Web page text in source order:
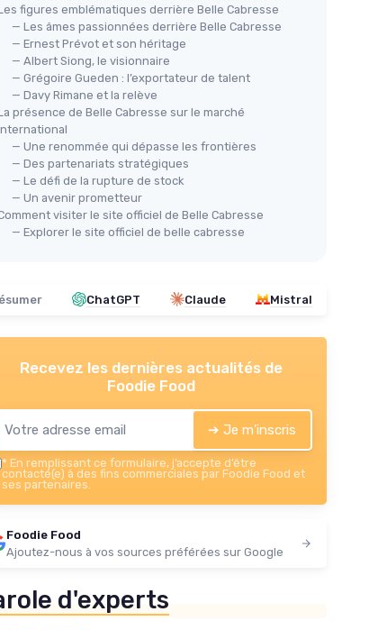
figures emblématiques derrière Belle Cabresse
— Les âmes passionnées derrière Belle Cabresse
— Ernest Prévot et son héritage
— Albert Siong, le visionnaire
— Grégoire Gueden : l’exportateur de talent
— Davy Rimane et la relève
présence de Belle Cabresse sur le marché
— Une renommée qui dépasse les frontières
— Des partenariats stratégiques
— Le défi de la rupture de stock
— Un avenir prometteur
visiter le site officiel de Belle Cabresse
— Explorer le site officiel de belle cabresse
ChatGPT Claude Mistral
Recevez les dernières actualités de
Foodie Food
➔ Je m'inscris
* En remplissant ce formulaire, j’accepte d’être
contacté(e) à des fins commerciales par Foodie Food et
ses partenaires.
Foodie Food
Ajoutez-nous à vos sources préférées sur Google
d'experts